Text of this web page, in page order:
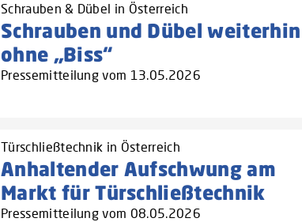
Schrauben & Dübel in Österreich
Schrauben und Dübel weiterhin
ohne „Biss“
Pressemitteilung vom 13.05.2026
Türschließtechnik in Österreich
Anhaltender Aufschwung am
Markt für Türschließtechnik
Pressemitteilung vom 08.05.2026